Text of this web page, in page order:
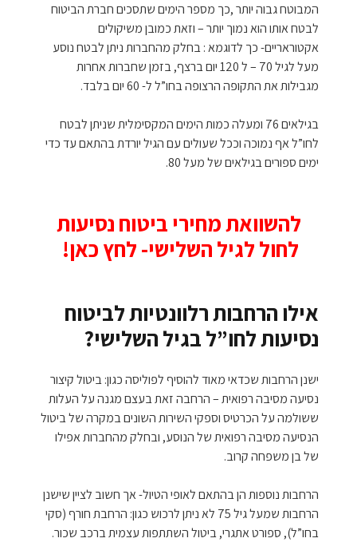
המבוטח גבוה יותר ,כך מספר הימים שתסכים חברת הביטוח
לבטח אותו הוא נמוך יותר – וזאת כמובן משיקולים
אקטוראריים- כך לדוגמא : בחלק מהחברות ניתן לבטח נוסע
מעל לגיל 70 – ל 120 יום ברצף, בזמן שחברות אחרות
מגבילות את התקופה הרצופה בחו”ל ל- 60 יום בלבד.
בגילאים 76 ומעלה כמות הימים המקסימלית שניתן לבטח
לחו”ל אף נמוכה וככל שעולים עם הגיל יורדת בהתאם עד כדי
ימים ספורים בגילאים של מעל 80.
להשוואת מחירי ביטוח נסיעות
לחול לגיל השלישי- לחץ כאן!
אילו הרחבות רלוונטיות לביטוח
נסיעות לחו”ל בגיל השלישי?
ישנן הרחבות שכדאי מאוד להוסיף לפוליסה כגון: ביטול קיצור
נסיעה מסיבה רפואית – הרחבה זאת בעצם מגנה על העלות
ששולמה על הכרטיס וספקי השירות השונים במקרה של ביטול
הנסיעה מסיבה רפואית של הנוסע, ובחלק מהחברות אפילו
של בן משפחה קרוב.
הרחבות נוספות הן בהתאם לאופי הטיול- אך חשוב לציין שישנן
הרחבות שמעל גיל 75 לא ניתן לרכוש כגון: הרחבת חורף (סקי
בחו”ל), ספורט אתגרי, ביטול השתתפות עצמית ברכב שכור.